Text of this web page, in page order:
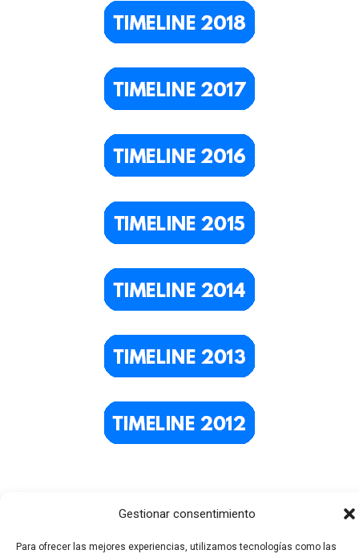
Gestionar consentimiento
Para ofrecer las mejores experiencias, utilizamos tecnologías como las